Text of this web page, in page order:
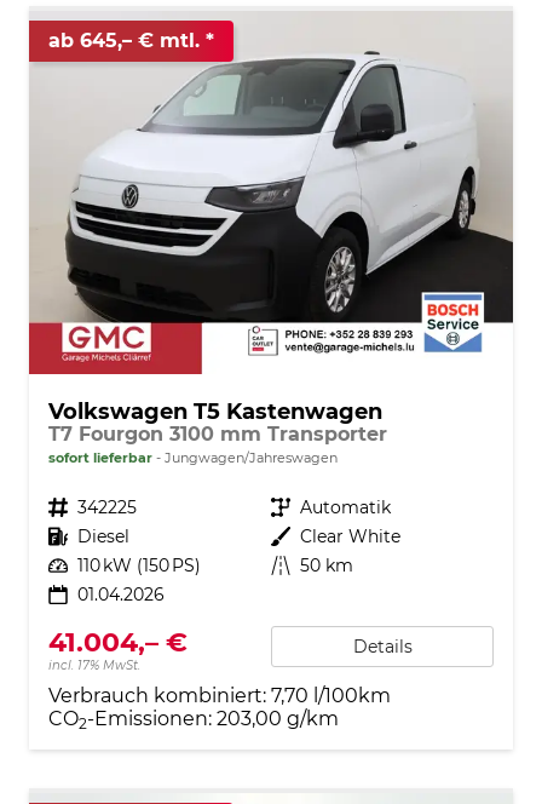
ab 645,– € mtl.
Volkswagen T5 Kastenwagen
T7 Fourgon 3100 mm Transporter
sofort lieferbar Jungwagen/Jahreswagen
Fahrzeugnr. 342225 Getriebe Automatik
Kraftstoff Diesel Außenfarbe Clear White
Leistung 110 kW (150 PS) Kilometerstand 50 km
01.04.2026
41.004,– €
incl. 17% MwSt.
Details
Verbrauch kombiniert: 7,70 l/100km
CO2-Emissionen: 203,00 g/km